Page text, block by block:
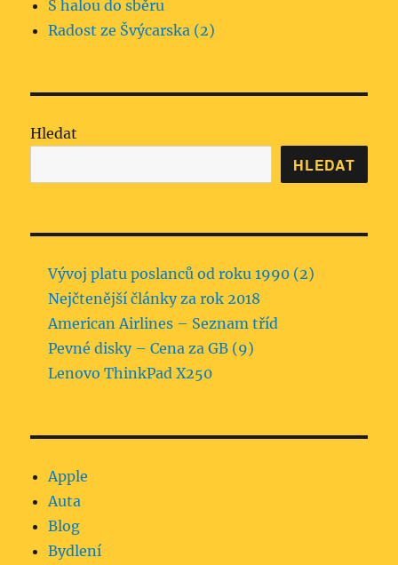
S halou do sběru
Radost ze Švýcarska (2)
Hledat
HLEDAT
Vývoj platu poslanců od roku 1990 (2)
Nejčtenější články za rok 2018
American Airlines – Seznam tříd
Pevné disky – Cena za GB (9)
Lenovo ThinkPad X250
Apple
Auta
Blog
Bydlení